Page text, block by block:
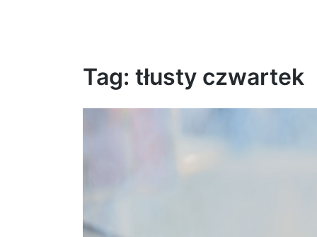
Tag: tłusty czwartek